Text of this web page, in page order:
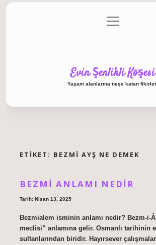
Gizlilik Politikası
menüyü
aç
Evin Şenlikli Köşesi
Yaşam alanlarına neşe katan
ETIKET: BEZMI AYŞ NE DEMEK
BEZMI ANLAMI NEDIR
Tarih: Nisan 13, 2025
Bezmialem isminin anlamı nedir? Bezm-i-
meclisi” anlamına gelir. Osmanlı tarihinin
sultanlarından biridir. Hayırsever